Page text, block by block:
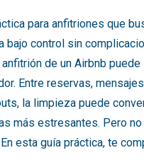
para anfitriones que
bajo control sin
de un Airbnb
Entre reservas,
la limpieza puede
más estresantes. Pero
esta guía práctica, te